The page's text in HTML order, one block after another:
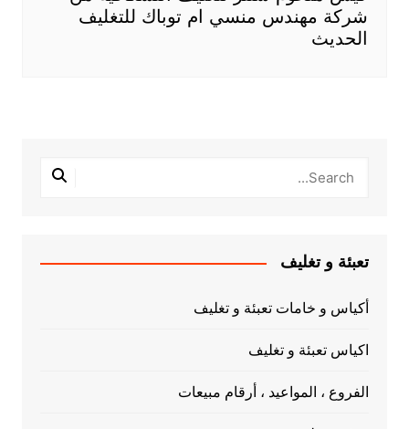
شركة مهندس منسي ام توباك للتغليف
الحديث
تعبئة و تغليف
أكياس و خامات تعبئة و تغليف
اكياس تعبئة و تغليف
الفروع ، المواعيد ، أرقام مبيعات